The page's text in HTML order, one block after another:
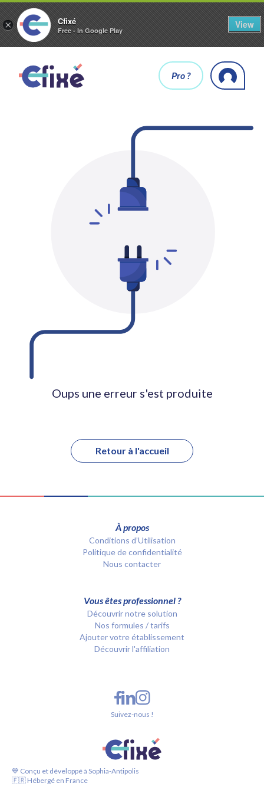
× Cfixé
Free - In Google Play
View
Pro ?
Oups une erreur s'est produite
Retour à l'accueil
À propos
Conditions d’Utilisation
Politique de confidentialité
Nous contacter
Vous êtes professionnel ?
Découvrir notre solution
Nos formules / tarifs
Ajouter votre établissement
Découvrir l'affiliation
💙 Conçu et développé à Sophia-Antipolis
🇫🇷 Hébergé en France
Suivez-nous !